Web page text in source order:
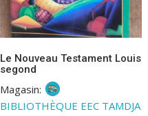
Le Nouveau Testament Louis
segond
Magasin:
BIBLIOTHÈQUE EEC TAMDJA